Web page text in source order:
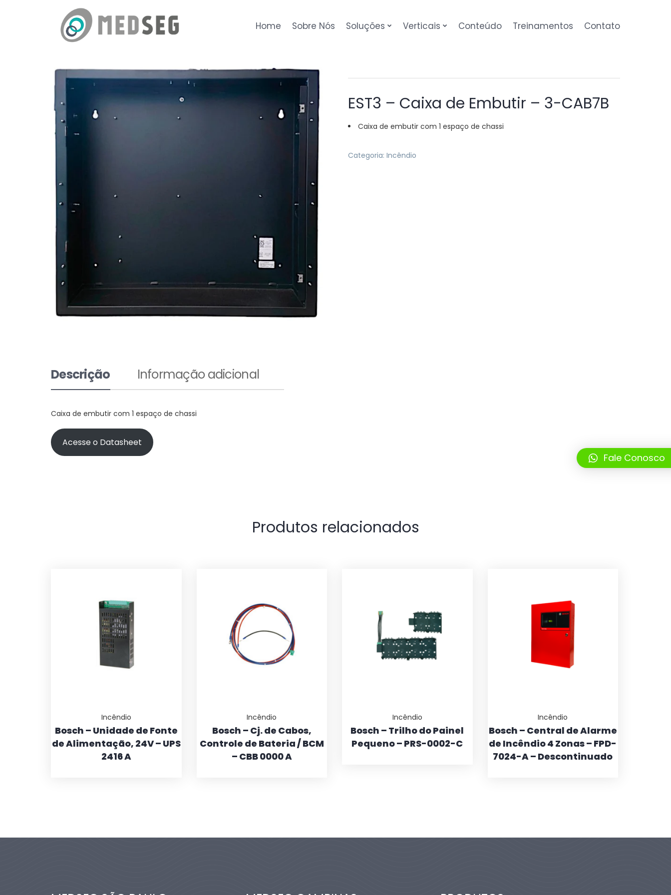
Home Sobre Nós Soluções Verticais Conteúdo Treinamentos Contato
EST3 – Caixa de Embutir – 3-CAB7B
Caixa de embutir com 1 espaço de chassi
Categoria: Incêndio
Descrição Informação adicional
Caixa de embutir com 1 espaço de chassi
Acesse o Datasheet
Produtos relacionados
Incêndio
Bosch – Unidade de Fonte
de Alimentação, 24V – UPS
2416 A
Incêndio
Bosch – Cj. de Cabos,
Controle de Bateria / BCM
– CBB 0000 A
Incêndio
Bosch – Trilho do Painel
Pequeno – PRS-0002-C
Incêndio
Bosch – Central de Alarme
de Incêndio 4 Zonas – FPD-
7024-A – Descontinuado
Fale Conosco